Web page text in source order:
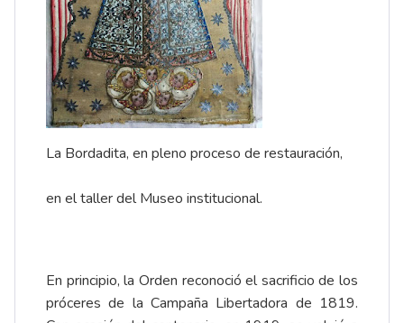
La Bordadita, en pleno proceso de restauración,
en el taller del Museo institucional.
En principio, la Orden reconoció el sacrificio de los
próceres de la Campaña Libertadora de 1819.